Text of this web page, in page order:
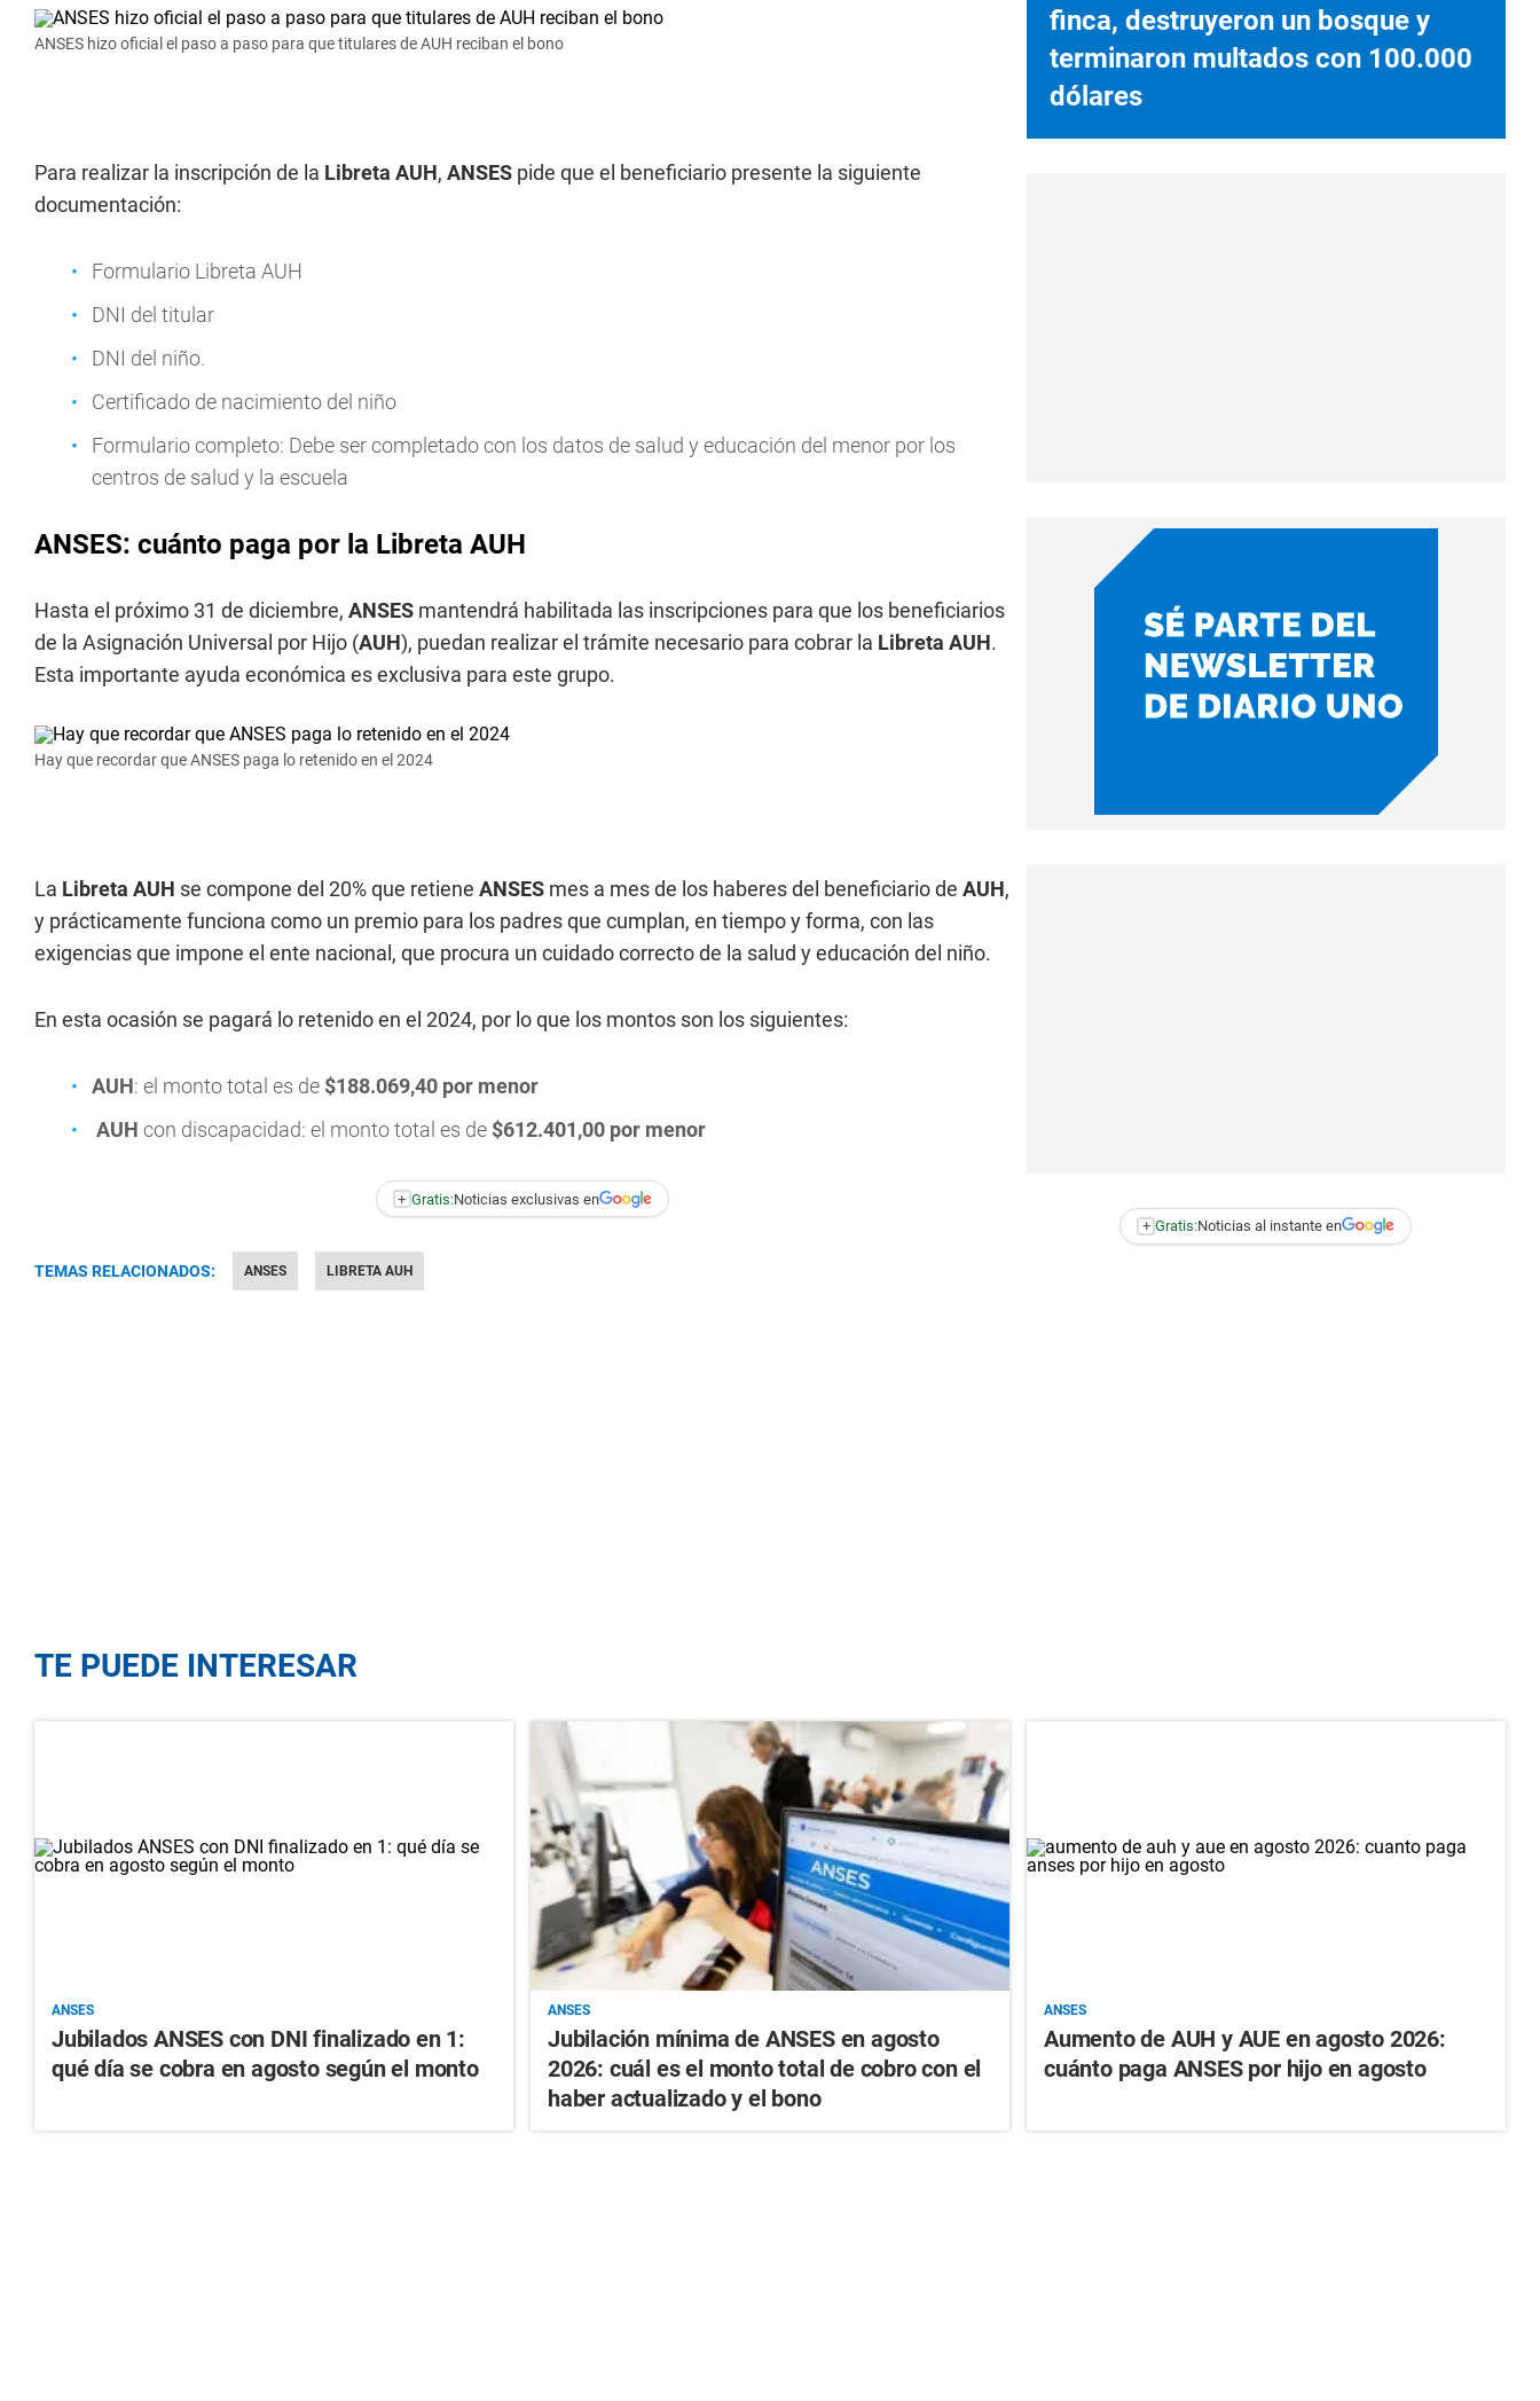
ANSES hizo oficial el paso a paso para que titulares de AUH reciban el bono
Para realizar la inscripción de la Libreta AUH, ANSES pide que el beneficiario presente la siguiente
documentación:
Formulario Libreta AUH
DNI del titular
DNI del niño.
Certificado de nacimiento del niño
Formulario completo: Debe ser completado con los datos de salud y educación del menor por los
centros de salud y la escuela
ANSES: cuánto paga por la Libreta AUH
Hasta el próximo 31 de diciembre, ANSES mantendrá habilitada las inscripciones para que los beneficiarios
de la Asignación Universal por Hijo (AUH), puedan realizar el trámite necesario para cobrar la Libreta AUH.
Esta importante ayuda económica es exclusiva para este grupo.
Hay que recordar que ANSES paga lo retenido en el 2024
La Libreta AUH se compone del 20% que retiene ANSES mes a mes de los haberes del beneficiario de AUH,
y prácticamente funciona como un premio para los padres que cumplan, en tiempo y forma, con las
exigencias que impone el ente nacional, que procura un cuidado correcto de la salud y educación del niño.
En esta ocasión se pagará lo retenido en el 2024, por lo que los montos son los siguientes:
AUH: el monto total es de $188.069,40 por menor
AUH con discapacidad: el monto total es de $612.401,00 por menor
+ Gratis:Noticias exclusivas en
TEMAS RELACIONADOS: ANSES LIBRETA AUH
finca, destruyeron un bosque y
terminaron multados con 100.000
dólares
+ Gratis:Noticias al instante en
TE PUEDE INTERESAR
ANSES
Jubilados ANSES con DNI finalizado en 1:
qué día se cobra en agosto según el monto
ANSES
Jubilación mínima de ANSES en agosto
2026: cuál es el monto total de cobro con el
haber actualizado y el bono
ANSES
Aumento de AUH y AUE en agosto 2026:
cuánto paga ANSES por hijo en agosto